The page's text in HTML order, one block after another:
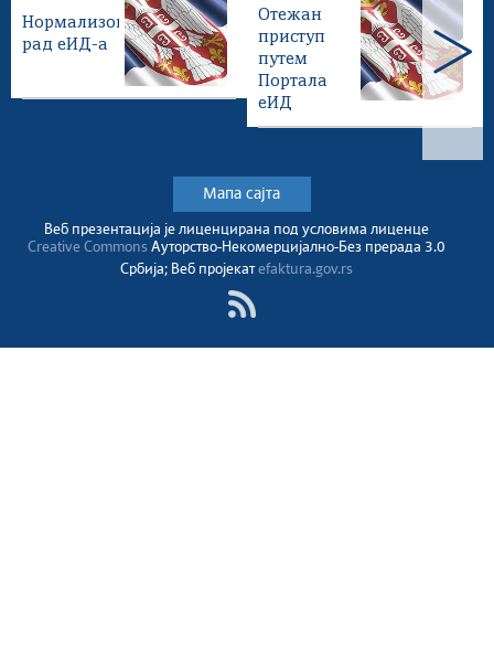
Нормализован
рад еИД-а
Отежан
приступ
путем
Портала
еИД
Мапа сајта
Веб презентација jе лиценциранa под условима лиценце
Creative CommonsАуторство-Некомерцијално-Без прерада 3.0
Србија; Веб пројекатefaktura.gov.rs